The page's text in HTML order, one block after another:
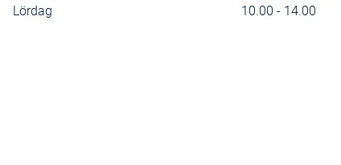
Lördag
10.00 - 14.00